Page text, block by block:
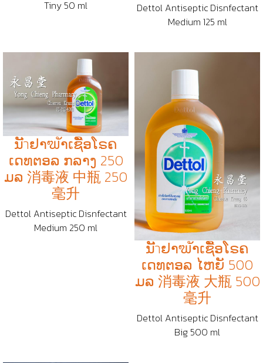
Tiny 50 ml
Dettol Antiseptic Disnfectant
Medium 125 ml
ນັำຢາຆັາເຊືັອໂຣຄ
ເດທຕອລ ກລາງ 250
ມລ 消毒液 中瓶 250
毫升
Dettol Antiseptic Disnfectant
Medium 250 ml
ນັำຢາຆັາເຊືັອໂຣຄ
ເດທຕອລ ໄຫຍັ 500
ມລ 消毒液 大瓶 500
毫升
Dettol Antiseptic Disnfectant
Big 500 ml